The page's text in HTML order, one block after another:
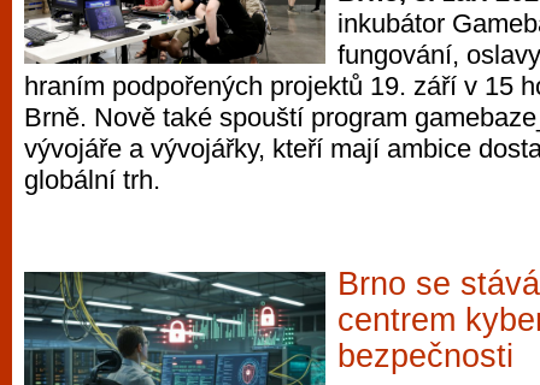
inkubátor
fungování,
hraním podpořených projektů 19. září v 15
Brně. Nově také spouští program
vývojáře a vývojářky, kteří mají ambice
globální trh.
Brno se
centrem
bezpečnosti